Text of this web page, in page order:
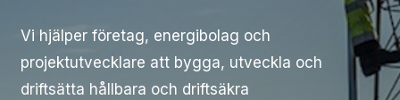
Vi hjälper företag, energibolag och
projektutvecklare att bygga, utveckla och
driftsätta hållbara och driftsäkra